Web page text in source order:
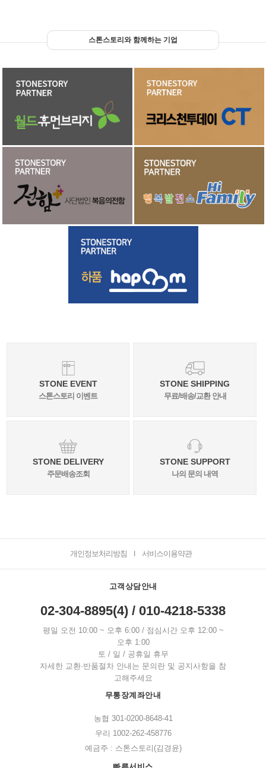
스톤스토리와 함께하는 기업
STONE EVENT
스톤스토리 이벤트
STONE SHIPPING
무료/배송/교환 안내
STONE DELIVERY
주문배송조회
STONE SUPPORT
나의 문의 내역
개인정보처리방침 서비스이용약관
고객상담안내
02-304-8895(4) / 010-4218-5338
평일 오전 10:00 ~ 오후 6:00 / 점심시간 오후 12:00 ~
오후 1:00
토 / 일 / 공휴일 휴무
자세한 교환·반품절차 안내는 문의란 및 공지사항을 참
고해주세요
무통장계좌안내
농협 301-0200-8648-41
우리 1002-262-458776
예금주 : 스톤스토리(김경윤)